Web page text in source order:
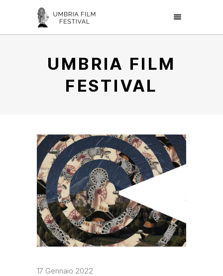
UMBRIA FILM
FESTIVAL
17 Gennaio 2022